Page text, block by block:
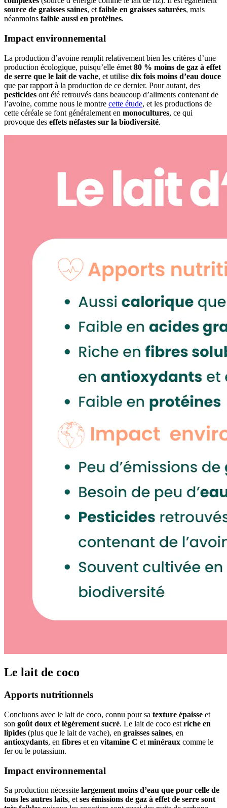
source de graisses saines, et faible en graisses saturées, mais
néanmoins faible aussi en protéines.
Impact environnemental
La production d’avoine remplit relativement bien les critères d’une
production écologique, puisqu’elle émet 80 % moins de gaz à effet
de serre que le lait de vache, et utilise dix fois moins d’eau douce
que par rapport à la production de ce dernier. Pour autant, des
pesticides ont été retrouvés dans beaucoup d’aliments contenant de
l’avoine, comme nous le montre cette étude, et les productions de
cette céréale se font généralement en monocultures, ce qui
provoque des effets néfastes sur la biodiversité.
Le lait de coco
Apports nutritionnels
Concluons avec le lait de coco, connu pour sa texture épaisse et
son goût doux et légèrement sucré. Le lait de coco est riche en
lipides (plus que le lait de vache), en graisses saines, en
antioxydants, en fibres et en vitamine C et minéraux comme le
fer ou le potassium.
Impact environnemental
Sa production nécessite largement moins d’eau que pour celle de
tous les autres laits, etses émissions de gaz à effet de serre sont